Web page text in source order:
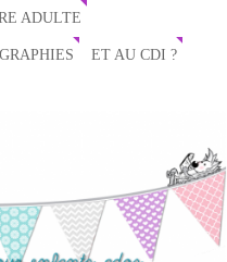
ADULTE
ET AU CDI ?